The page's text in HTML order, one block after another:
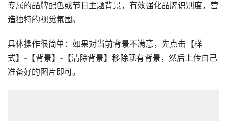
专属的品牌配色或节日主题背景，有效强化品牌识别度，营
造独特的视觉氛围。
具体操作很简单：如果对当前背景不满意，先点击【样
式】-【背景】-【清除背景】移除现有背景，然后上传自己
准备好的图片即可。